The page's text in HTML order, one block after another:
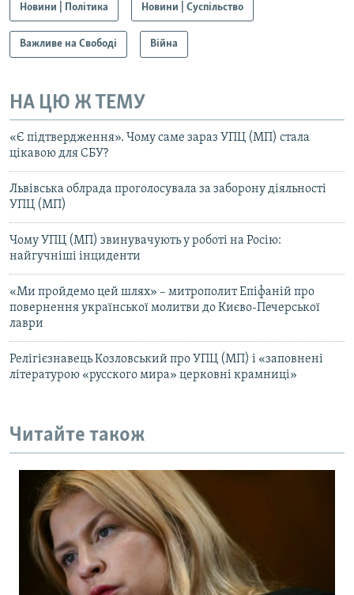
Новини | Політика Новини | Суспільство
Важливе на Свободі Війна
НА ЦЮ Ж ТЕМУ
«Є підтвердження». Чому саме зараз УПЦ (МП) стала
цікавою для СБУ?
Львівська облрада проголосувала за заборону діяльності
УПЦ (МП)
Чому УПЦ (МП) звинувачують у роботі на Росію:
найгучніші інциденти
«Ми пройдемо цей шлях» – митрополит Епіфаній про
повернення української молитви до Києво-Печерської
лаври
Релігієзнавець Козловський про УПЦ (МП) і «заповнені
літературою «русского мира» церковні крамниці»
Читайте також